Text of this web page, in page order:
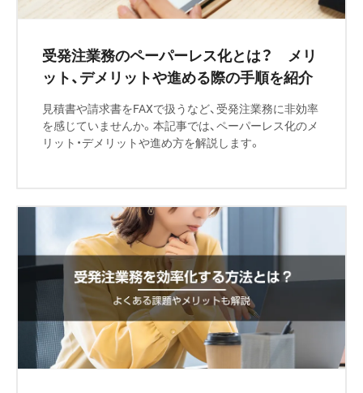
受発注業務のペーパーレス化とは？ メリ
ット、デメリットや進める際の手順を紹介
見積書や請求書をFAXで扱うなど、受発注業務に非効率
を感じていませんか。本記事では、ペーパーレス化のメ
リット・デメリットや進め方を解説します。